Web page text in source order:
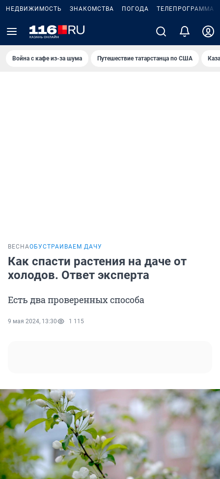
НЕДВИЖИМОСТЬ ЗНАКОМСТВА ПОГОДА ТЕЛЕПРОГРАММА
Война с кафе из-за шума Путешествие татарстанца по США
ВЕСНАОБУСТРАИВАЕМ ДАЧУ
Как спасти растения на даче от
холодов. Ответ эксперта
Есть два проверенных способа
9 мая 2024, 13:30 1 115